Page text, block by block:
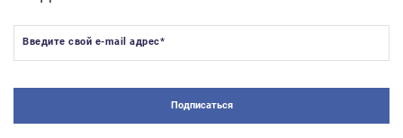
Введите свой e-mail адрес*
Подписаться